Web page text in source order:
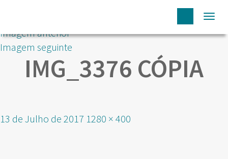
Imagem anterior
Imagem seguinte
IMG_3376 CÓPIA
Publicado
13 de Julho de 2017 Tamanho
1280 × 400